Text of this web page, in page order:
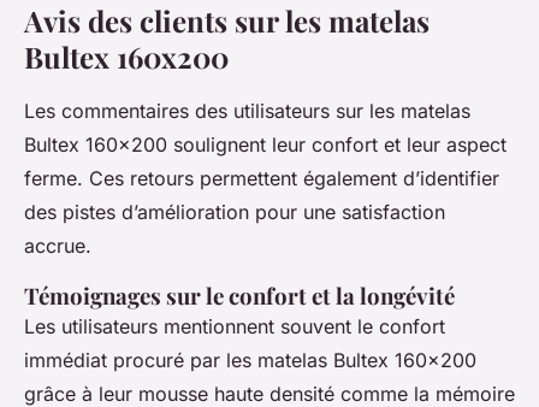
Avis des clients sur les matelas
Bultex 160x200
Les commentaires des utilisateurs sur les matelas
Bultex 160x200 soulignent leur confort et leur aspect
ferme. Ces retours permettent également d’identifier
des pistes d’amélioration pour une satisfaction
accrue.
Témoignages sur le confort et la longévité
Les utilisateurs mentionnent souvent le confort
immédiat procuré par les matelas Bultex 160x200
grâce à leur mousse haute densité comme la mémoire